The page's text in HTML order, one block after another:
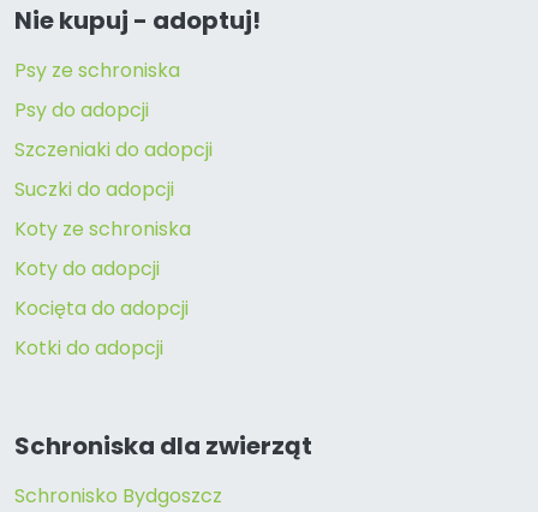
Nie kupuj - adoptuj!
Psy ze schroniska
Psy do adopcji
Szczeniaki do adopcji
Suczki do adopcji
Koty ze schroniska
Koty do adopcji
Kocięta do adopcji
Kotki do adopcji
Schroniska dla zwierząt
Schronisko Bydgoszcz